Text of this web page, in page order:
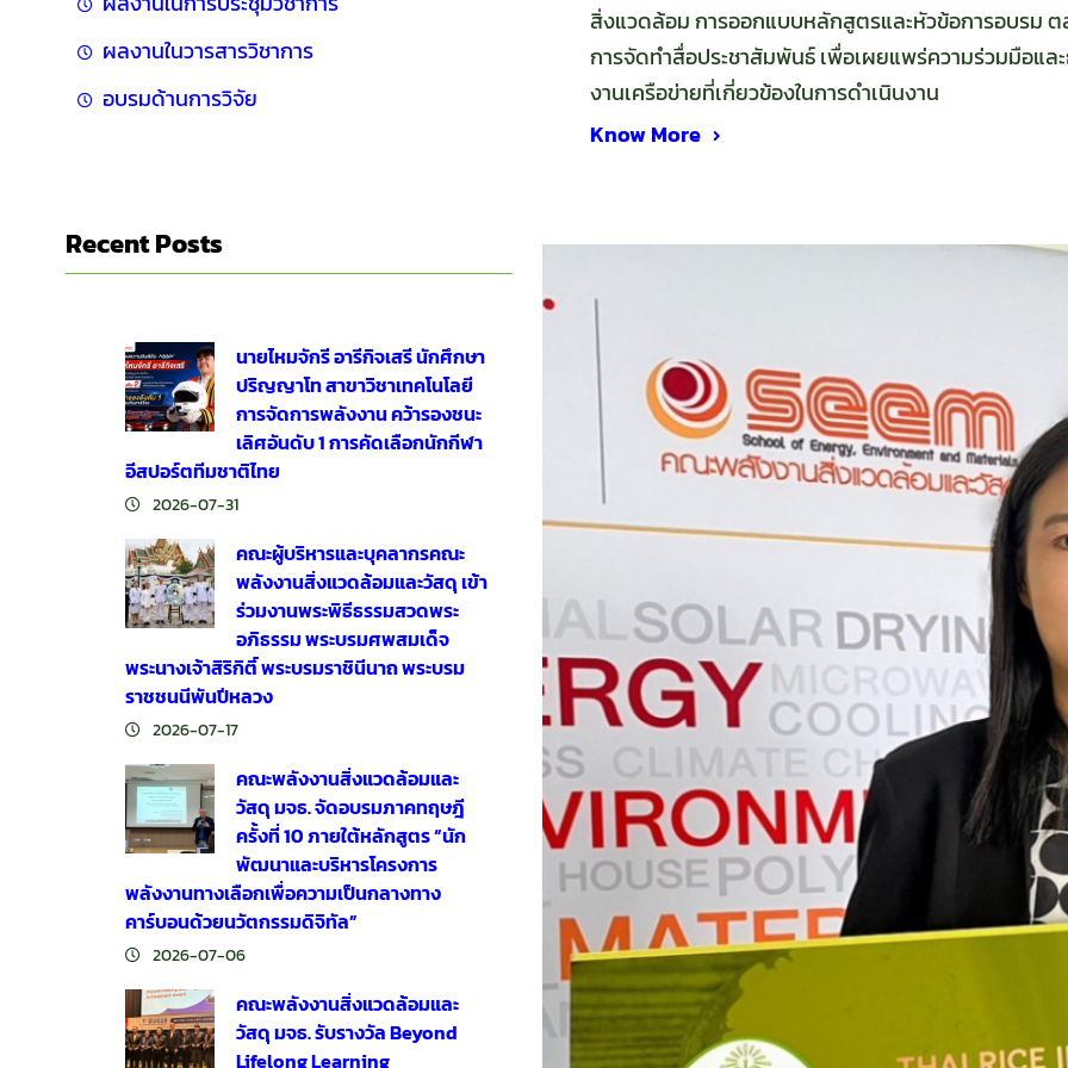
ผลงานในวารสารวิชาการ
อบรมด้านการวิจัย
Recent Posts
นายไหมจักรี อารีกิจเสรี นักศึกษา
ปริญญาโท สาขาวิชาเทคโนโลยี
การจัดการพลังงาน คว้ารองชนะ
เลิศอันดับ 1 การคัดเลือกนักกีฬา
อีสปอร์ตทีมชาติไทย
2026-07-31
คณะผู้บริหารและบุคลากรคณะ
พลังงานสิ่งแวดล้อมและวัสดุ เข้า
ร่วมงานพระพิธีธรรมสวดพระ
อภิธรรม พระบรมศพสมเด็จ
พระนางเจ้าสิริกิติ์ พระบรมราชินีนาถ พระบรม
ราชชนนีพันปีหลวง
2026-07-17
คณะพลังงานสิ่งแวดล้อมและ
วัสดุ มจธ. จัดอบรมภาคทฤษฎี
ครั้งที่ 10 ภายใต้หลักสูตร “นัก
พัฒนาและบริหารโครงการ
พลังงานทางเลือกเพื่อความเป็นกลางทาง
คาร์บอนด้วยนวัตกรรมดิจิทัล”
2026-07-06
คณะพลังงานสิ่งแวดล้อมและ
วัสดุ มจธ. รับรางวัล Beyond
Lifelong Learning
สิ่งแวดล้อม การออกแบบหลักสูตรและหัวข้อการอบรม
การจัดทำสื่อประชาสัมพันธ์ เพื่อเผยแพร่ความร่วมมือแ
งานเครือข่ายที่เกี่ยวข้องในการดำเนินงาน
Know More